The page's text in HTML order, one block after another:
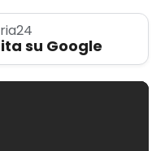
su Google